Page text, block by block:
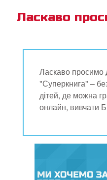
Суперкнига
Ласкаво
Ласкаво просимо
"Суперкнига" –
дітей, де можна
онлайн, вивчати